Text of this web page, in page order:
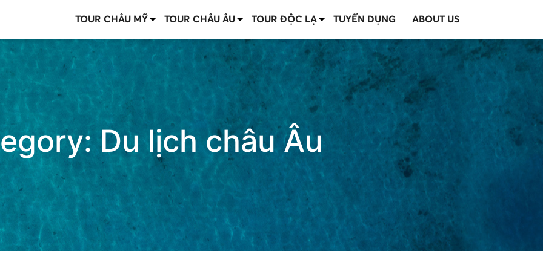
TOUR CHÂU MỸ TOUR CHÂU ÂU TOUR ĐỘC LẠ TUYỂN DỤNG ABOUT US
Du lịch châu Âu